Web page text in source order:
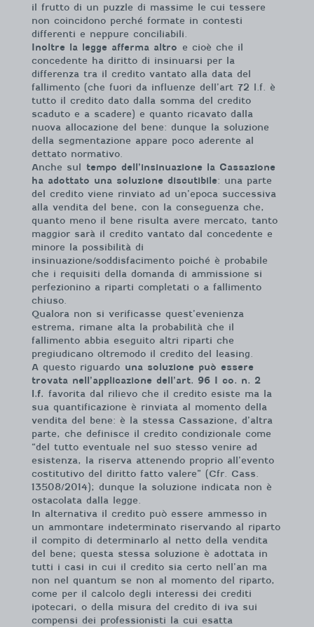
il frutto di un puzzle di massime le cui tessere
non coincidono perché formate in contesti
differenti e neppure conciliabili.
Inoltre la legge afferma altro e cioè che il
concedente ha diritto di insinuarsi per la
differenza tra il credito vantato alla data del
fallimento (che fuori da influenze dell’art 72 l.f. è
tutto il credito dato dalla somma del credito
scaduto e a scadere) e quanto ricavato dalla
nuova allocazione del bene: dunque la soluzione
della segmentazione appare poco aderente al
dettato normativo.
Anche sul tempo dell’insinuazione la Cassazione
ha adottato una soluzione discutibile: una parte
del credito viene rinviato ad un’epoca successiva
alla vendita del bene, con la conseguenza che,
quanto meno il bene risulta avere mercato, tanto
maggior sarà il credito vantato dal concedente e
minore la possibilità di
insinuazione/soddisfacimento poiché è probabile
che i requisiti della domanda di ammissione si
perfezionino a riparti completati o a fallimento
chiuso.
Qualora non si verificasse quest’evenienza
estrema, rimane alta la probabilità che il
fallimento abbia eseguito altri riparti che
pregiudicano oltremodo il credito del leasing.
A questo riguardo una soluzione può essere
trovata nell’applicazione dell’art. 96 I co. n. 2
l.f. favorita dal rilievo che il credito esiste ma la
sua quantificazione è rinviata al momento della
vendita del bene: è la stessa Cassazione, d’altra
parte, che definisce il credito condizionale come
“del tutto eventuale nel suo stesso venire ad
esistenza, la riserva attenendo proprio all’evento
costitutivo del diritto fatto valere” (Cfr. Cass.
13508/2014); dunque la soluzione indicata non è
ostacolata dalla legge.
In alternativa il credito può essere ammesso in
un ammontare indeterminato riservando al riparto
il compito di determinarlo al netto della vendita
del bene; questa stessa soluzione è adottata in
tutti i casi in cui il credito sia certo nell’an ma
non nel quantum se non al momento del riparto,
come per il calcolo degli interessi dei crediti
ipotecari, o della misura del credito di iva sui
compensi dei professionisti la cui esatta